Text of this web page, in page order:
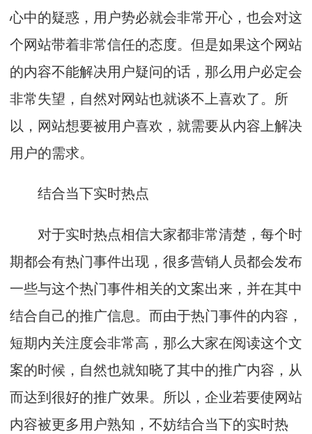
心中的疑惑，用户势必就会非常开心，也会对这
个网站带着非常信任的态度。但是如果这个网站
的内容不能解决用户疑问的话，那么用户必定会
非常失望，自然对网站也就谈不上喜欢了。所
以，网站想要被用户喜欢，就需要从内容上解决
用户的需求。
结合当下实时热点
对于实时热点相信大家都非常清楚，每个时
期都会有热门事件出现，很多营销人员都会发布
一些与这个热门事件相关的文案出来，并在其中
结合自己的推广信息。而由于热门事件的内容，
短期内关注度会非常高，那么大家在阅读这个文
案的时候，自然也就知晓了其中的推广内容，从
而达到很好的推广效果。所以，企业若要使网站
内容被更多用户熟知，不妨结合当下的实时热